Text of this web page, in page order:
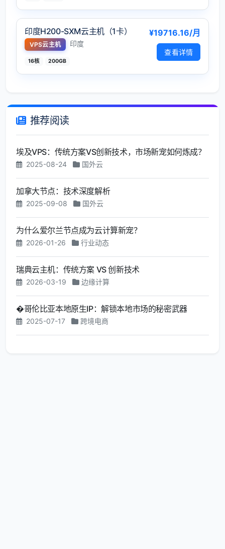
印度H200-SXM云主机（1卡）
VPS云主机 印度
16核 200GB
¥19716.16/月
查看详情
推荐阅读
埃及VPS：传统方案VS创新技术，市场新宠如何炼成？
2025-08-24 国外云
加拿大节点：技术深度解析
2025-09-08 国外云
为什么爱尔兰节点成为云计算新宠？
2026-01-26 行业动态
瑞典云主机：传统方案 VS 创新技术
2026-03-19 边缘计算
�哥伦比亚本地原生IP：解锁本地市场的秘密武器
2025-07-17 跨境电商